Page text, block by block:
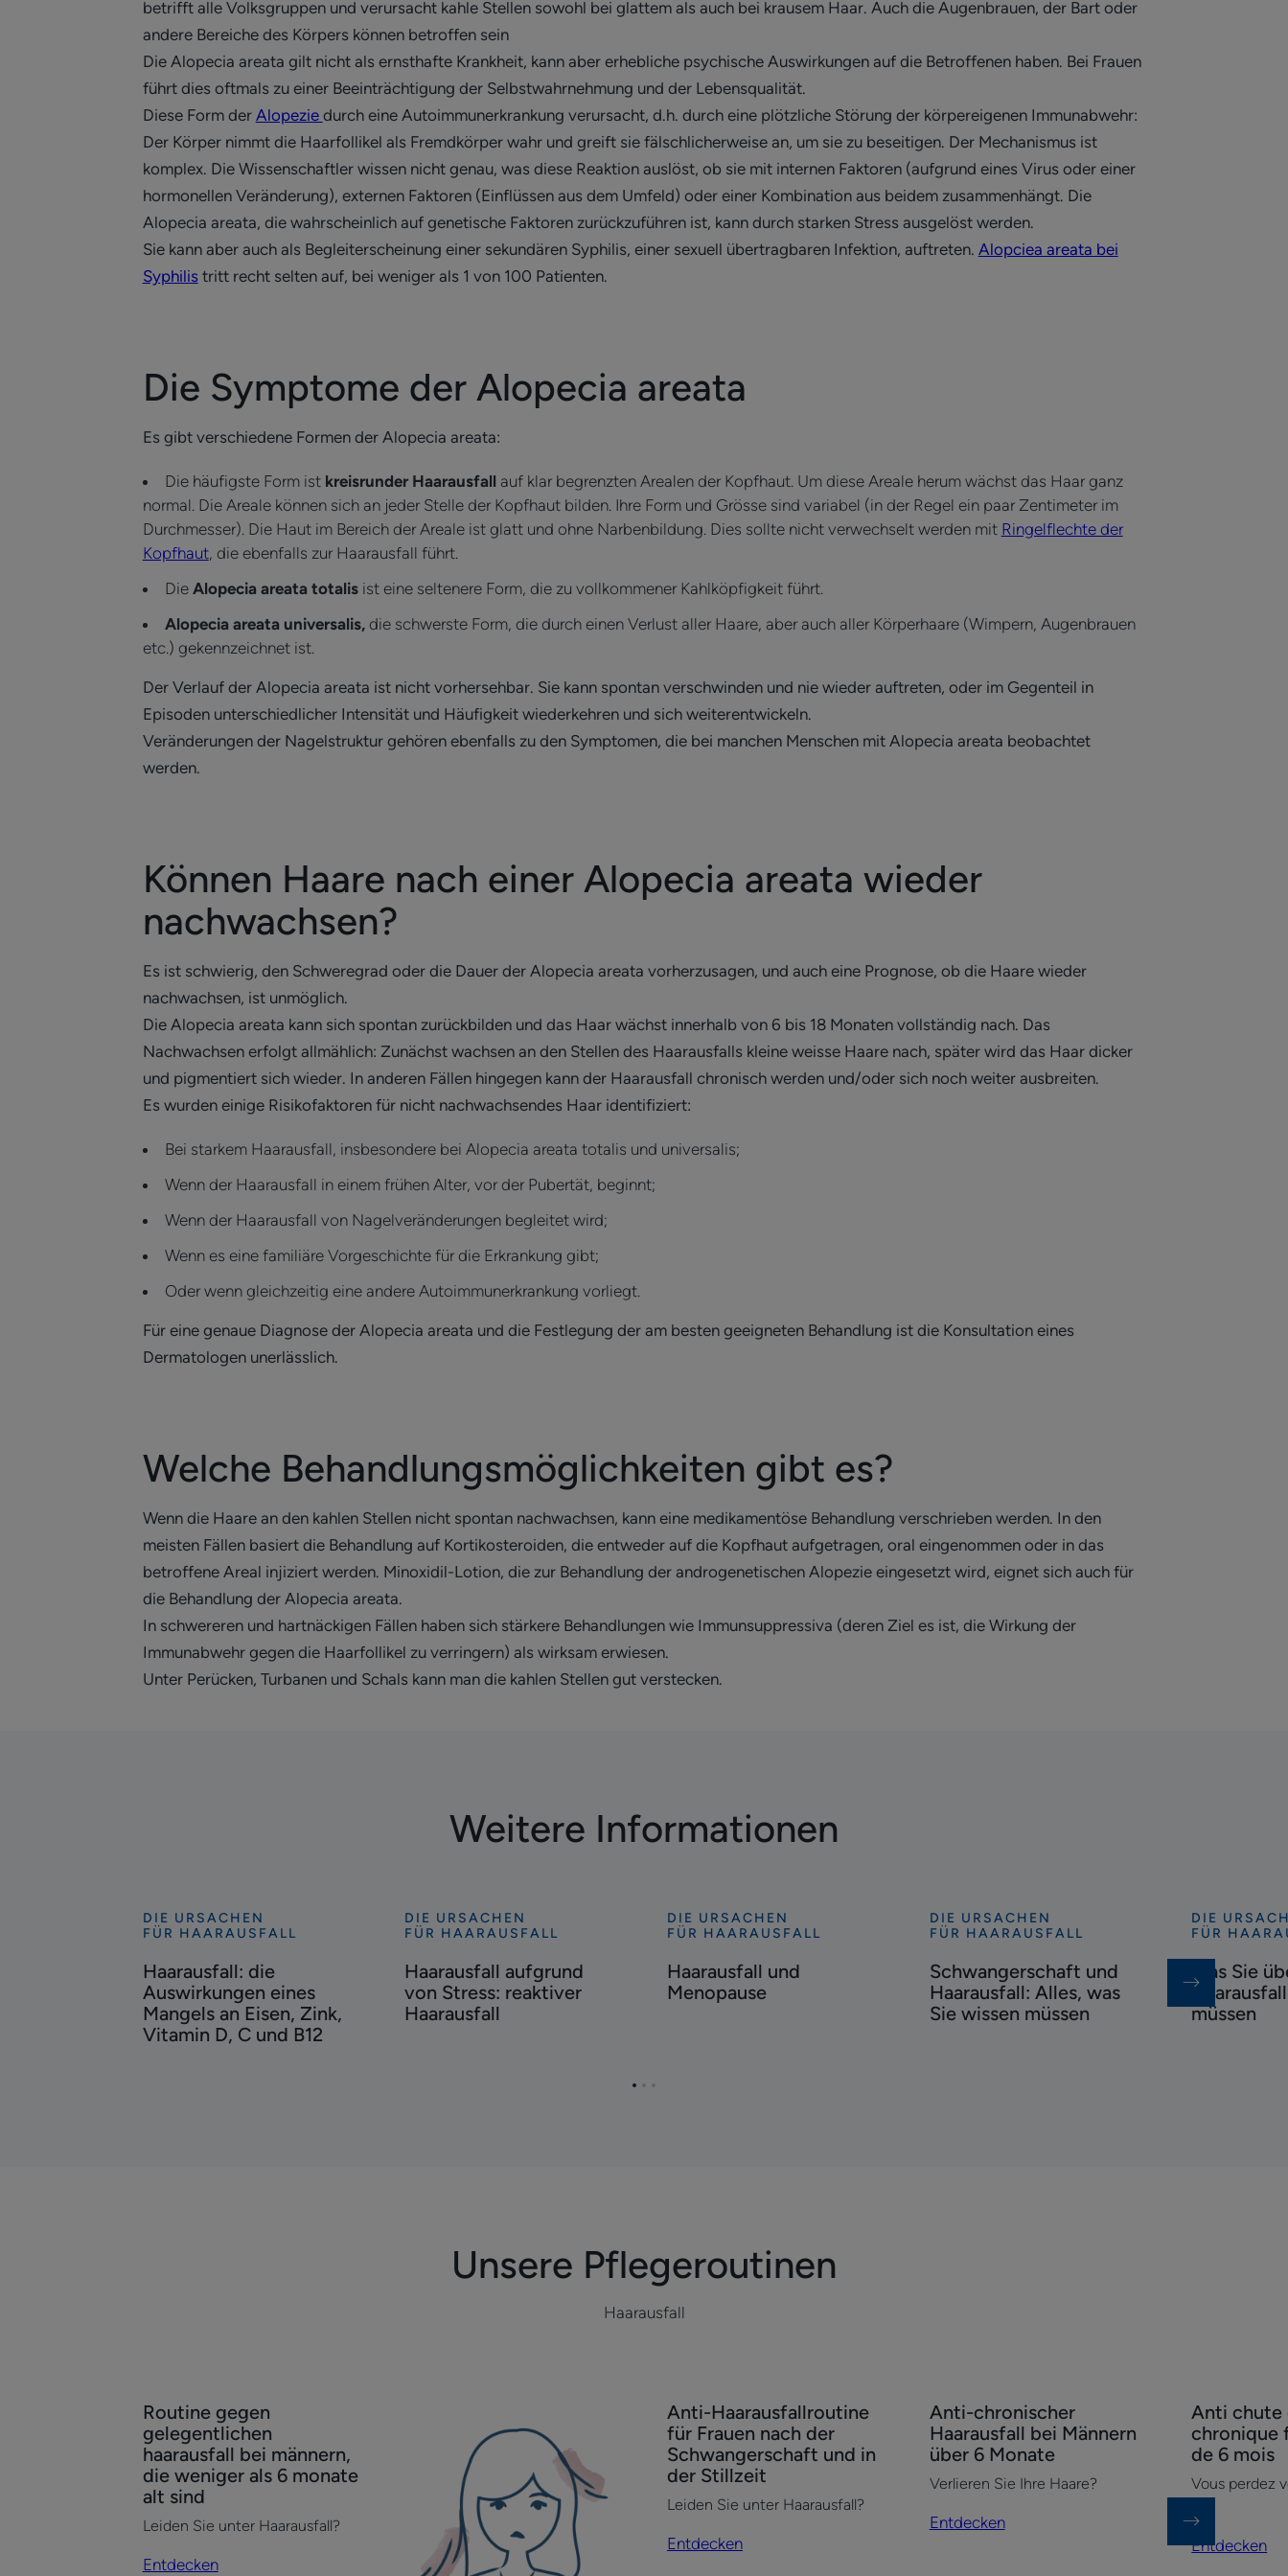
betrifft alle Volksgruppen und verursacht kahle Stellen sowohl bei glattem als auch bei krausem Haar. Auch die Augenbrauen, der Bart oder
andere Bereiche des Körpers können betroffen sein
Die Alopecia areata gilt nicht als ernsthafte Krankheit, kann aber erhebliche psychische Auswirkungen auf die Betroffenen haben. Bei Frauen
führt dies oftmals zu einer Beeinträchtigung der Selbstwahrnehmung und der Lebensqualität.
Diese Form der Alopezie durch eine Autoimmunerkrankung verursacht, d.h. durch eine plötzliche Störung der körpereigenen Immunabwehr:
Der Körper nimmt die Haarfollikel als Fremdkörper wahr und greift sie fälschlicherweise an, um sie zu beseitigen. Der Mechanismus ist
komplex. Die Wissenschaftler wissen nicht genau, was diese Reaktion auslöst, ob sie mit internen Faktoren (aufgrund eines Virus oder einer
hormonellen Veränderung), externen Faktoren (Einflüssen aus dem Umfeld) oder einer Kombination aus beidem zusammenhängt. Die
Alopecia areata, die wahrscheinlich auf genetische Faktoren zurückzuführen ist, kann durch starken Stress ausgelöst werden.
Sie kann aber auch als Begleiterscheinung einer sekundären Syphilis, einer sexuell übertragbaren Infektion, auftreten. Alopciea areata bei
Syphilistritt recht selten auf, bei weniger als 1 von 100 Patienten.
Die Symptome der Alopecia areata
Es gibt verschiedene Formen der Alopecia areata:
Die häufigste Form ist kreisrunder Haarausfall auf klar begrenzten Arealen der Kopfhaut. Um diese Areale herum wächst das Haar ganz
normal. Die Areale können sich an jeder Stelle der Kopfhaut bilden. Ihre Form und Grösse sind variabel (in der Regel ein paar Zentimeter im
Durchmesser). Die Haut im Bereich der Areale ist glatt und ohne Narbenbildung. Dies sollte nicht verwechselt werden mit Ringelflechte der
Kopfhaut, die ebenfalls zur Haarausfall führt.
Die Alopecia areata totalisist eine seltenere Form, die zu vollkommener Kahlköpfigkeit führt.
Alopecia areata universalis, die schwerste Form, die durch einen Verlust aller Haare, aber auch aller Körperhaare (Wimpern, Augenbrauen
etc.) gekennzeichnet ist.
Der Verlauf der Alopecia areata ist nicht vorhersehbar. Sie kann spontan verschwinden und nie wieder auftreten, oder im Gegenteil in
Episoden unterschiedlicher Intensität und Häufigkeit wiederkehren und sich weiterentwickeln.
Veränderungen der Nagelstruktur gehören ebenfalls zu den Symptomen, die bei manchen Menschen mit Alopecia areata beobachtet
werden.
Können Haare nach einer Alopecia areata wieder
nachwachsen?
Es ist schwierig, den Schweregrad oder die Dauer der Alopecia areata vorherzusagen, und auch eine Prognose, ob die Haare wieder
nachwachsen, ist unmöglich.
Die Alopecia areata kann sich spontan zurückbilden und das Haar wächst innerhalb von 6 bis 18 Monaten vollständig nach. Das
Nachwachsen erfolgt allmählich: Zunächst wachsen an den Stellen des Haarausfalls kleine weisse Haare nach, später wird das Haar dicker
und pigmentiert sich wieder. In anderen Fällen hingegen kann der Haarausfall chronisch werden und/oder sich noch weiter ausbreiten.
Es wurden einige Risikofaktoren für nicht nachwachsendes Haar identifiziert:
Bei starkem Haarausfall, insbesondere bei Alopecia areata totalis und universalis;
Wenn der Haarausfall in einem frühen Alter, vor der Pubertät, beginnt;
Wenn der Haarausfall von Nagelveränderungen begleitet wird;
Wenn es eine familiäre Vorgeschichte für die Erkrankung gibt;
Oder wenn gleichzeitig eine andere Autoimmunerkrankung vorliegt.
Für eine genaue Diagnose der Alopecia areata und die Festlegung der am besten geeigneten Behandlung ist die Konsultation eines
Dermatologen unerlässlich.
Welche Behandlungsmöglichkeiten gibt es?
Wenn die Haare an den kahlen Stellen nicht spontan nachwachsen, kann eine medikamentöse Behandlung verschrieben werden. In den
meisten Fällen basiert die Behandlung auf Kortikosteroiden, die entweder auf die Kopfhaut aufgetragen, oral eingenommen oder in das
betroffene Areal injiziert werden. Minoxidil-Lotion, die zur Behandlung der androgenetischen Alopezie eingesetzt wird, eignet sich auch für
die Behandlung der Alopecia areata.
In schwereren und hartnäckigen Fällen haben sich stärkere Behandlungen wie Immunsuppressiva (deren Ziel es ist, die Wirkung der
Immunabwehr gegen die Haarfollikel zu verringern) als wirksam erwiesen.
Unter Perücken, Turbanen und Schals kann man die kahlen Stellen gut verstecken.
Weitere Informationen
Entdecken
die
Auswirkungen
eines
Mangels
DIE URSACHEN
FÜR HAARAUSFALL
Haarausfall: die
Auswirkungen eines
Mangels an Eisen, Zink,
Vitamin D, C und B12
Entdecken
aufgrund
von
Stress:
DIE URSACHEN
FÜR HAARAUSFALL
Haarausfall aufgrund
von Stress: reaktiver
Haarausfall
Entdecken
und
Menopause
DIE URSACHEN
FÜR HAARAUSFALL
Haarausfall und
Menopause
Entdecken
und
Haarausfall:
Alles,
DIE URSACHEN
FÜR HAARAUSFALL
Schwangerschaft und
Haarausfall: Alles, was
Sie wissen müssen
Entdecken
über
saisonalen
DIE
FÜR
Was Sie
müssen
Zur
ZurZur
Unsere Pflegeroutinen
Haarausfall
Routine
gegen
gelegentlichen
haarausfall
bei
die
Routine gegen
gelegentlichen
haarausfall bei männern,
die weniger als 6 monate
alt sind
Leiden Sie unter Haarausfall?
Entdecken
Haarausfall,
gelegentlich,
weniger
Anti-
Haarausfallroutine
für
der
Anti-Haarausfallroutine
für Frauen nach der
Schwangerschaft und in
der Stillzeit
Leiden Sie unter Haarausfall?
Entdecken
Anti-
chronischer
bei
Männern
Anti-chronischer
Haarausfall bei Männern
über 6 Monate
Verlieren Sie Ihre Haare?
Entdecken
Anti
chute
cheveux
chronique
femme
Anti chute
chronique
de 6 mois
Vous perdez
Entdecken